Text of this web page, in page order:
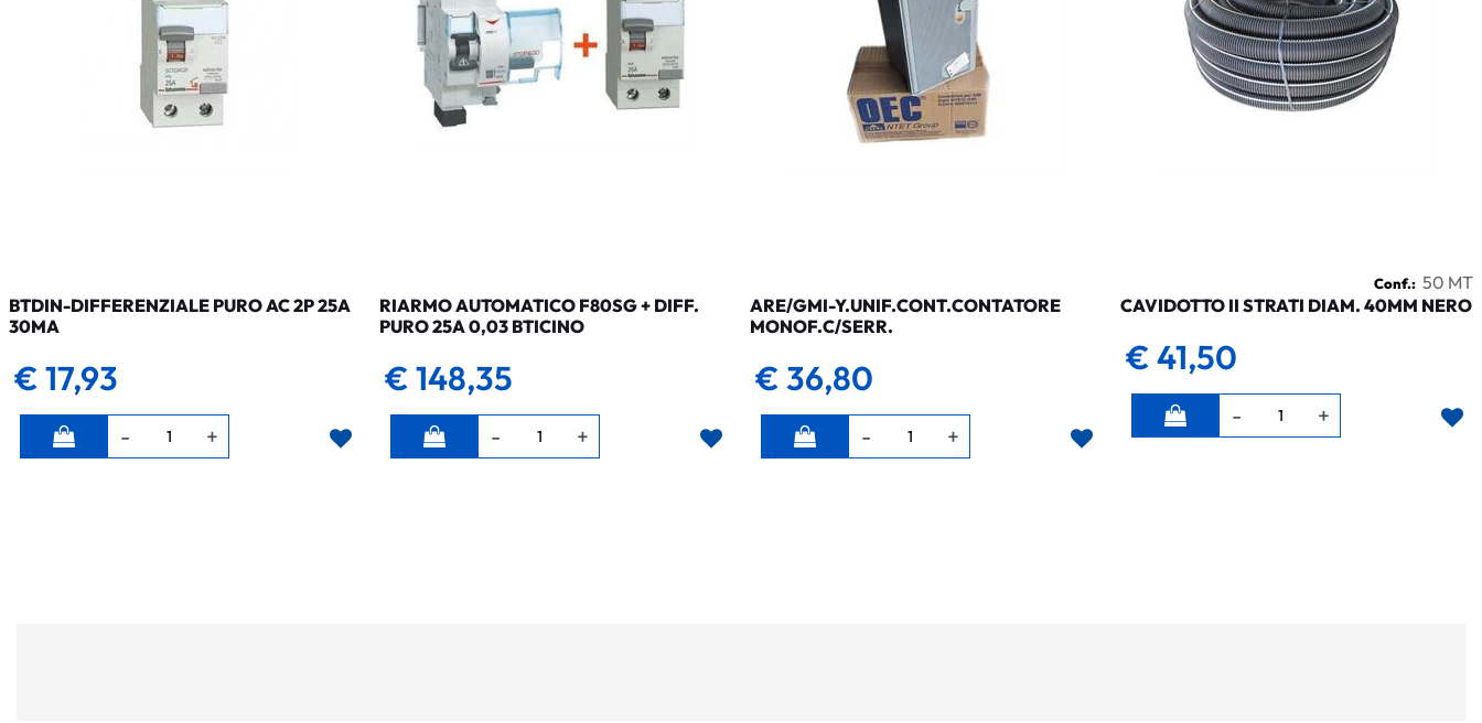
BTDIN-DIFFERENZIALE PURO AC 2P 25A
30MA
€ 17,93
Quantità
RIARMO AUTOMATICO F80SG + DIFF.
PURO 25A 0,03 BTICINO
€ 148,35
Quantità
ARE/GMI-Y.UNIF.CONT.CONTATORE
MONOF.C/SERR.
€ 36,80
Quantità
Conf.: 50 MT
CAVIDOTTO II STRATI DIAM. 40MM NERO
€ 41,50
Quantità